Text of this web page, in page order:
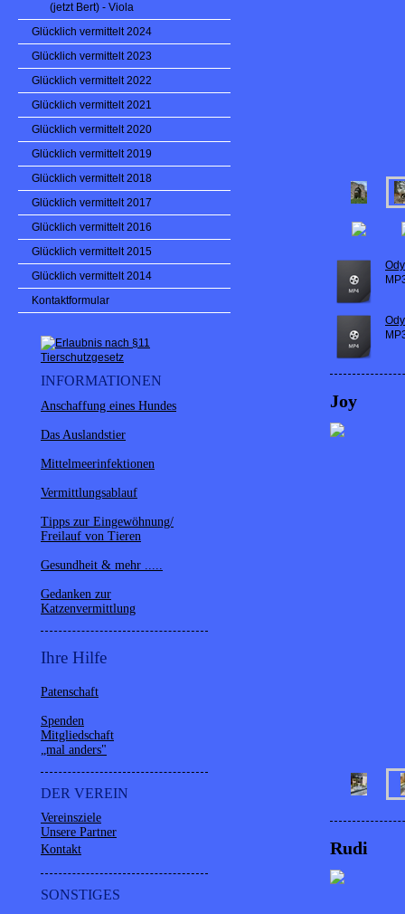
(jetzt Bert) - Viola
Glücklich vermittelt 2024
Glücklich vermittelt 2023
Glücklich vermittelt 2022
Glücklich vermittelt 2021
Glücklich vermittelt 2020
Glücklich vermittelt 2019
Glücklich vermittelt 2018
Glücklich vermittelt 2017
Glücklich vermittelt 2016
Glücklich vermittelt 2015
Glücklich vermittelt 2014
Kontaktformular
INFORMATIONEN
Anschaffung eines Hundes
Das Auslandstier
Mittelmeerinfektionen
Vermittlungsablauf
Tipps zur Eingewöhnung/
Freilauf von Tieren
Gesundheit & mehr .....
Gedanken zur
Katzenvermittlung
Ihre Hilfe
Patenschaft
Spenden
Mitgliedschaft
„mal anders"
DER VEREIN
Vereinsziele
Unsere Partner
Kontakt
SONSTIGES
Joy
Rudi